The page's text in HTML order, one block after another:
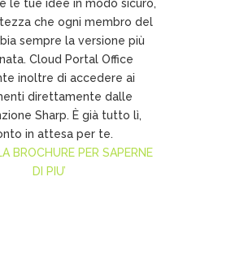
le tue idee in modo sicuro,
che ogni membro del
sempre la versione più
Cloud Portal Office
inoltre di accedere ai
direttamente dalle
Sharp. È già tutto lì,
in attesa per te.
BROCHURE PER SAPERNE
DI PIU’